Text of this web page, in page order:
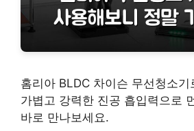
홈리아 BLDC 차이슨 무선청소
가볍고 강력한 진공 흡입력으로
바로 만나보세요.